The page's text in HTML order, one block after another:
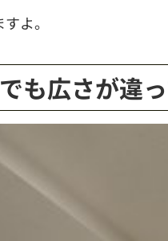
よ。
も広さが違